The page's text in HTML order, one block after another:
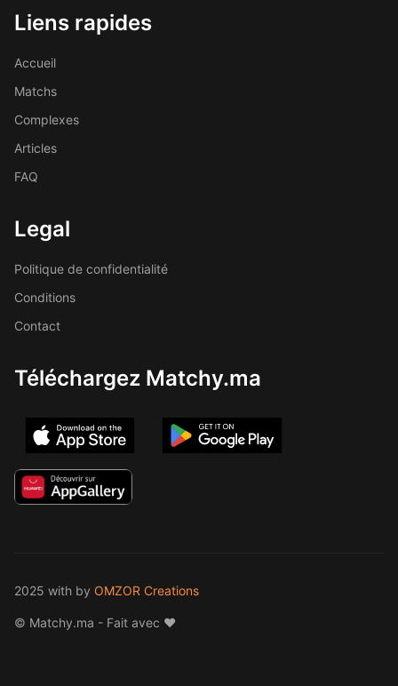
Liens rapides
Accueil
Matchs
Complexes
Articles
FAQ
Legal
Politique de confidentialité
Conditions
Contact
Téléchargez Matchy.ma
2025 with by OMZOR Creations
© Matchy.ma - Fait avec ❤️